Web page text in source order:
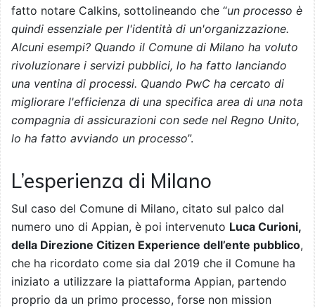
fatto notare Calkins, sottolineando che “un processo è
quindi essenziale per l'identità di un'organizzazione.
Alcuni esempi? Quando il Comune di Milano ha voluto
rivoluzionare i servizi pubblici, lo ha fatto lanciando
una ventina di processi. Quando PwC ha cercato di
migliorare l'efficienza di una specifica area di una nota
compagnia di assicurazioni con sede nel Regno Unito,
lo ha fatto avviando un processo”.
L’esperienza di Milano
Sul caso del Comune di Milano, citato sul palco dal
numero uno di Appian, è poi intervenuto Luca Curioni,
della Direzione Citizen Experience dell’ente pubblico,
che ha ricordato come sia dal 2019 che il Comune ha
iniziato a utilizzare la piattaforma Appian, partendo
proprio da un primo processo, forse non mission